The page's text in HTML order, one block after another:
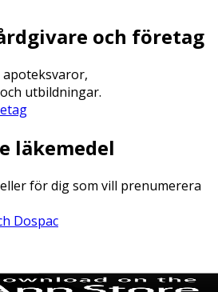
och företag
apoteksvaror,
utbildningar.
läkemedel
för dig som vill prenumerera
Dospac